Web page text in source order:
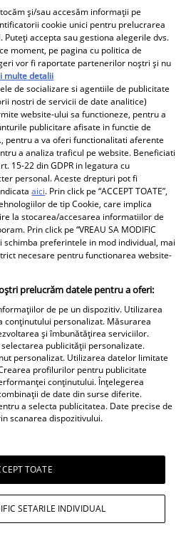
rară. Vedeta se
arată spectaculos la
și/sau accesăm informații pe
cookie unici pentru prelucrarea
accepta sau gestiona alegerile dvs.
moment, pe pagina cu politica de
vor fi raportate partenerilor noștri și nu
multe detalii
de socializare si agentiile de publicitate
nostri de servicii de date analitice)
website-ului sa functioneze, pentru a
publicitare afisate in functie de
pentru a va oferi functionalitati aferente
a analiza traficul pe website. Beneficiati
15-22 din GDPR in legatura cu
personal. Aceste drepturi pot fi
aici. Prin click pe “ACCEPT TOATE”,
de tip Cookie, care implica
la stocarea/accesarea informatiilor de
Prin click pe “VREAU SA MODIFIC
schimba preferintele in mod individual, mai
necesare pentru functionarea website-
prelucrăm datele pentru a oferi:
de pe un dispozitiv. Utilizarea
personalizat. Măsurarea
și îmbunătățirea serviciilor.
publicității personalizate.
personalizat. Utilizarea datelor limitate
profilurilor pentru publicitate
conținutului. Înțelegerea
de date din surse diferite.
a selecta publicitatea. Date precise de
scanarea dispozitivului.
TOATE
SETARILE INDIVIDUAL